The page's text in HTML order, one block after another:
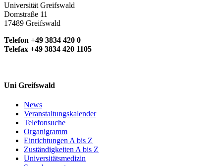
Universität Greifswald
Domstraße 11
17489 Greifswald
Telefon +49 3834 420 0
Telefax +49 3834 420 1105
Uni Greifswald
News
Veranstaltungskalender
Telefonsuche
Organigramm
Einrichtungen A bis Z
Zuständigkeiten A bis Z
Universitätsmedizin